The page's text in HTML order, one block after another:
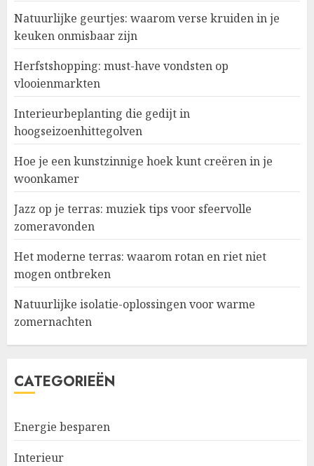
Natuurlijke geurtjes: waarom verse kruiden in je
keuken onmisbaar zijn
Herfstshopping: must-have vondsten op
vlooienmarkten
Interieurbeplanting die gedijt in
hoogseizoenhittegolven
Hoe je een kunstzinnige hoek kunt creëren in je
woonkamer
Jazz op je terras: muziek tips voor sfeervolle
zomeravonden
Het moderne terras: waarom rotan en riet niet
mogen ontbreken
Natuurlijke isolatie-oplossingen voor warme
zomernachten
CATEGORIEËN
Energie besparen
Interieur